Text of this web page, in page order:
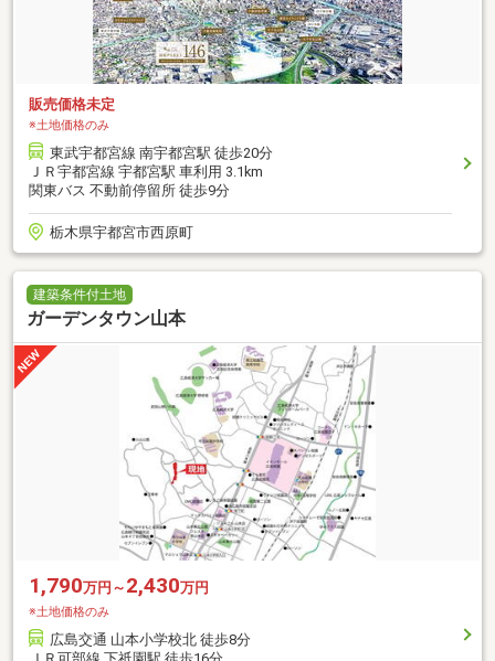
販売価格未定
※土地価格のみ
東武宇都宮線 南宇都宮駅 徒歩20分
ＪＲ宇都宮線 宇都宮駅 車利用 3.1km
関東バス 不動前停留所 徒歩9分
栃木県宇都宮市西原町
建築条件付土地
ガーデンタウン山本
1,790万円～ 2,430万円
※土地価格のみ
広島交通 山本小学校北 徒歩8分